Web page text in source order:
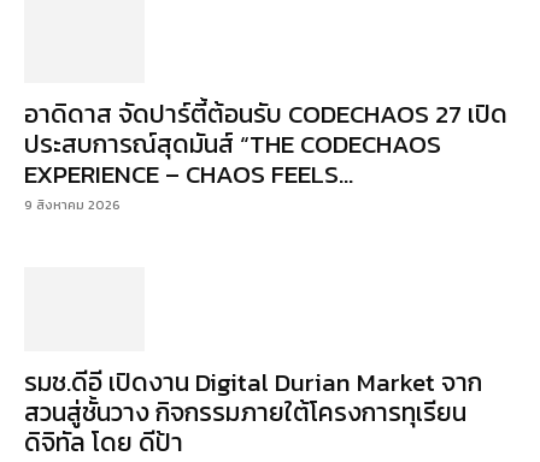
อาดิดาส จัดปาร์ตี้ต้อนรับ CODECHAOS 27 เปิด
ประสบการณ์สุดมันส์ “THE CODECHAOS
EXPERIENCE – CHAOS FEELS...
9 สิงหาคม 2026
รมช.ดีอี เปิดงาน Digital Durian Market จาก
สวนสู่ชั้นวาง กิจกรรมภายใต้โครงการทุเรียน
ดิจิทัล โดย ดีป้า